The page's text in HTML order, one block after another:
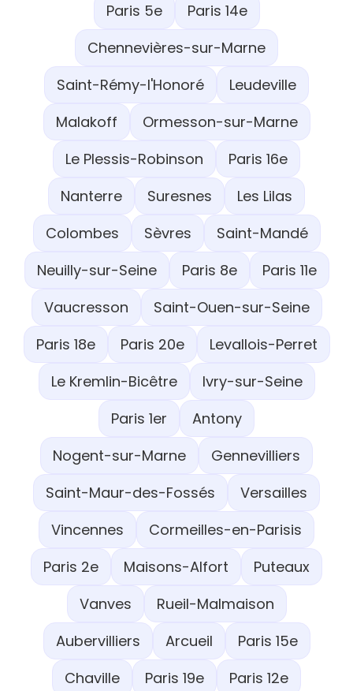
Paris 5e
Paris 14e
Chennevières-sur-Marne
Saint-Rémy-l'Honoré
Leudeville
Malakoff
Ormesson-sur-Marne
Le Plessis-Robinson
Paris 16e
Nanterre
Suresnes
Les Lilas
Colombes
Sèvres
Saint-Mandé
Neuilly-sur-Seine
Paris 8e
Paris 11e
Vaucresson
Saint-Ouen-sur-Seine
Paris 18e
Paris 20e
Levallois-Perret
Le Kremlin-Bicêtre
Ivry-sur-Seine
Paris 1er
Antony
Nogent-sur-Marne
Gennevilliers
Saint-Maur-des-Fossés
Versailles
Vincennes
Cormeilles-en-Parisis
Paris 2e
Maisons-Alfort
Puteaux
Vanves
Rueil-Malmaison
Aubervilliers
Arcueil
Paris 15e
Chaville
Paris 19e
Paris 12e